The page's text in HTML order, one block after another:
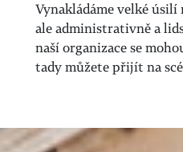
Vynakládáme velké
ale administrativně a
naší organizace se
tady můžete přijít na